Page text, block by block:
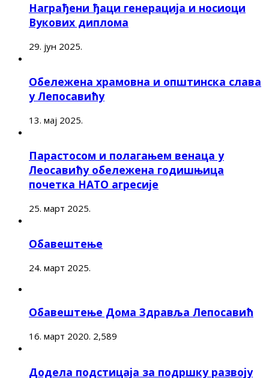
Награђени ђаци генерација и носиоци
Вукових диплома
29. јун 2025.
Обележена храмовна и општинска слава
у Лепосавићу
13. мај 2025.
Парастосом и полагањем венаца у
Леосавићу обележена годишњица
почетка НАТО агресије
25. март 2025.
Обавештење
24. март 2025.
Обавештење Дома Здравља Лепосавић
16. март 2020. 2,589
Додела подстицаја за подршку развоју